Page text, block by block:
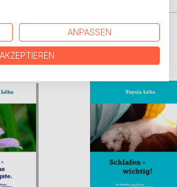
TITEL BEIBoD
ANPASSEN